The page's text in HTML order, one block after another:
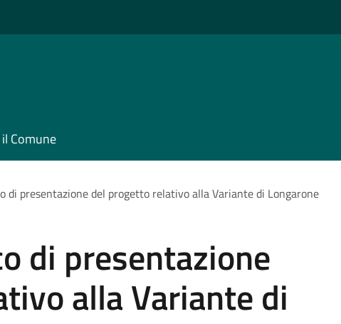
Comune
di presentazione del progetto relativo alla Variante di Longarone
di presentazione
alla Variante di